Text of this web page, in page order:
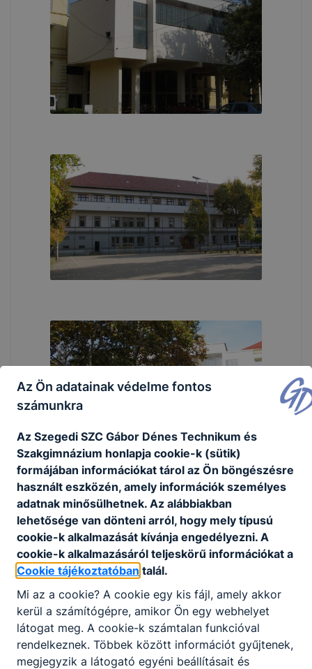
Az Ön adatainak védelme fontos
számunkra
Az Szegedi SZC Gábor Dénes Technikum és
Szakgimnázium honlapja cookie-k (sütik)
formájában információkat tárol az Ön böngészésre
használt eszközén, amely információk személyes
adatnak minősülhetnek. Az alábbiakban
lehetősége van dönteni arról, hogy mely típusú
cookie-k alkalmazását kívánja engedélyezni. A
cookie-k alkalmazásáról teljeskörű információkat a
Cookie tájékoztatóban talál.
Mi az a cookie? A cookie egy kis fájl, amely akkor
kerül a számítógépre, amikor Ön egy webhelyet
látogat meg. A cookie-k számtalan funkcióval
rendelkeznek. Többek között információt gyűjtenek,
megjegyzik a látogató egyéni beállításait és